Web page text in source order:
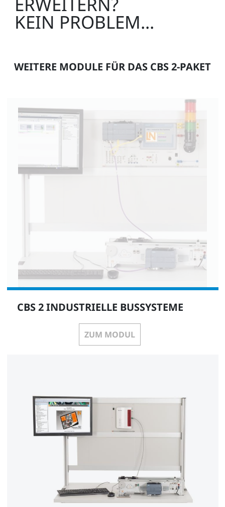
KEIN PROBLEM...
WEITERE MODULE FÜR DAS CBS 2-PAKET
CBS 2 INDUSTRIELLE BUSSYSTEME
ZUM MODUL